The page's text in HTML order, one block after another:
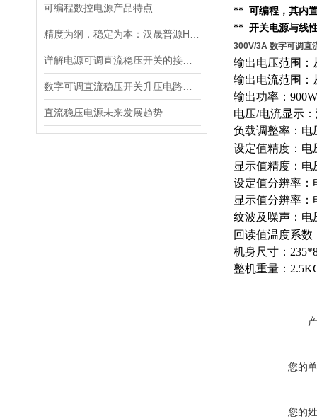
可编程数控电源产品特点
直流稳压电源未来发展趋势
** 可编程，其内
** 开关电源与线
300V/3A 数字可调直
输出电压范围：
输出电流范围：
输出功率：900W
电压/电流显示
负载调整率：电
设定值精度：电
显示值精度：电
设定值分辨率：
显示值分辨率：
纹波及噪声：电
回读值温度系数
机身尺寸：
整机重量：
您的
您的